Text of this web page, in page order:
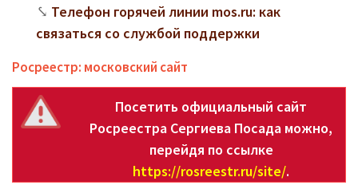
Телефон горячей линии mos.ru: как
связаться со службой поддержки
Росреестр: московский сайт
Посетить официальный сайт
Росреестра Сергиева Посада можно,
перейдя по ссылке
https://rosreestr.ru/site/.